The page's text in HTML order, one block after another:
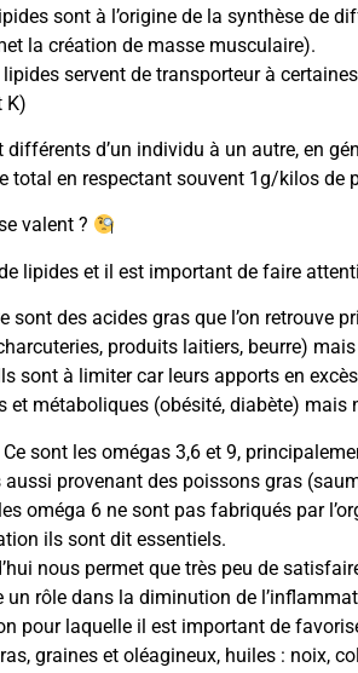
sont à l’origine de la synthèse de
la création de masse musculaire).
servent de transporteur à
K)
d’un individu à un autre, en
total en respectant souvent 1g/kilos de
valent ?
lipides et il est important de faire
sont des acides gras que l’on retrouve
produits laitiers, beurre)
sont à limiter car leurs apports en
et métaboliques (obésité, diabète) mais
Ce sont les omégas 3,6 et 9,
provenant des poissons gras
oméga 6 ne sont pas fabriqués par
ils sont dit essentiels.
nous permet que très peu de
un rôle dans la diminution de
pour laquelle il est important de
graines et oléagineux, huiles : noix,